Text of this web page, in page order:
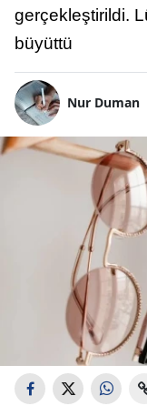
gerçekleştirildi.
büyüttü
Nur Duman